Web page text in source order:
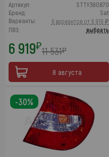
Артикул:
STTY380870
Бренд:
Sat
Варианты:
6 вариантов от 6 919 ₽
ПВЗ:
выбрать
6 919₽11 531₽
8 августа
-30%